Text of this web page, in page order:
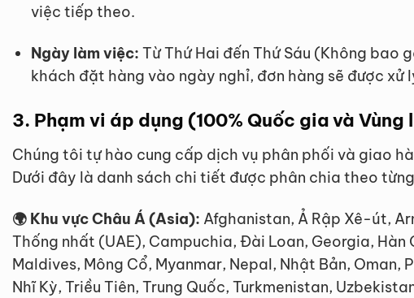
việc tiếp theo.
Ngày làm việc: Từ Thứ Hai đến Thứ Sáu (Không bao
khách đặt hàng vào ngày nghỉ, đơn hàng sẽ được
3. Phạm vi áp dụng (100% Quốc gia và Vùng
Chúng tôi tự hào cung cấp dịch vụ phân phối và giao
Dưới đây là danh sách chi tiết được phân chia theo
🌍 Khu vực Châu Á (Asia): Afghanistan, Ả Rập Xê-út,
Thống nhất (UAE), Campuchia, Đài Loan, Georgia,
Maldives, Mông Cổ, Myanmar, Nepal, Nhật Bản,
Nhĩ Kỳ, Triều Tiên, Trung Quốc, Turkmenistan,